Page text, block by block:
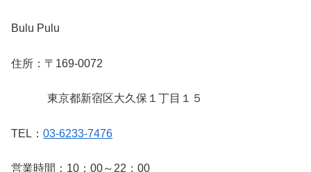
Bulu Pulu
住所：〒 169-0072
東京都新宿区大久保１丁目１５
TEL： 03-6233-7476
営業時間：10：00～22：00